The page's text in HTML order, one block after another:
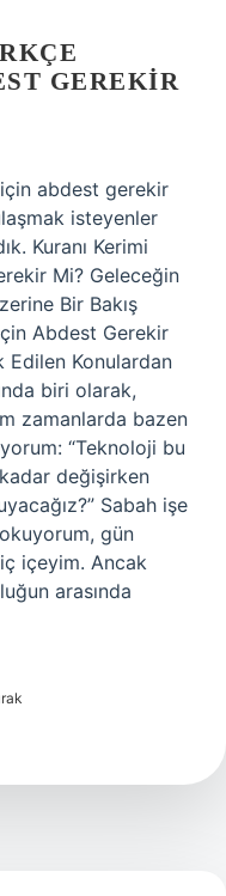
GEREKIR
için abdest gerekir
isteyenler
Kuranı Kerimi
Mi? Geleceğin
Bir Bakış
Abdest Gerekir
Edilen Konulardan
biri olarak,
zamanlarda bazen
“Teknoloji bu
değişirken
Sabah işe
gün
içeyim. Ancak
arasında